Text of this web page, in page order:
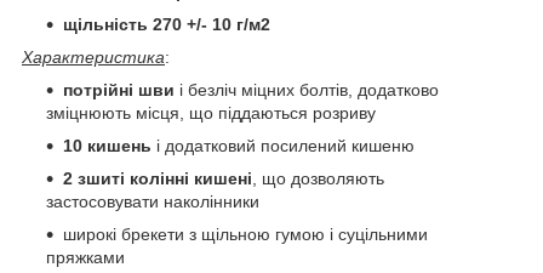
щільність 270 +/- 10 г/м2
Характеристика:
потрійні шви і безліч міцних болтів, додатково
зміцнюють місця, що піддаються розриву
10 кишень і додатковий посилений кишеню
2 зшиті колінні кишені , що дозволяють
застосовувати наколінники
широкі брекети з щільною гумою і суцільними
пряжками